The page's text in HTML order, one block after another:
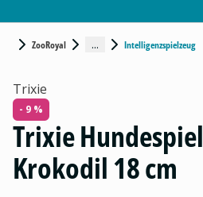
ZooRoyal ... Intelligenzspielzeug
Trixie
- 9 %
Trixie
Krokodil 18 cm